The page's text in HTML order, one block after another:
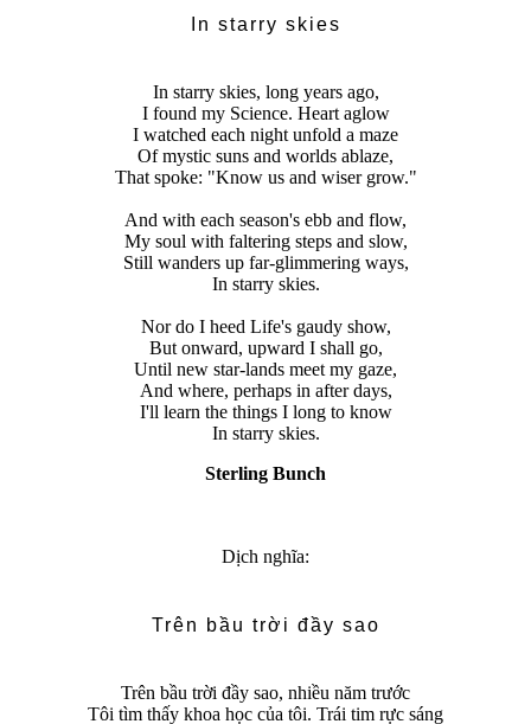
In starry skies
In starry skies, long years ago,
I found my Science. Heart aglow
I watched each night unfold a maze
Of mystic suns and worlds ablaze,
That spoke: "Know us and wiser grow."
And with each season's ebb and flow,
My soul with faltering steps and slow,
Still wanders up far-glimmering ways,
In starry skies.
Nor do I heed Life's gaudy show,
But onward, upward I shall go,
Until new star-lands meet my gaze,
And where, perhaps in after days,
I'll learn the things I long to know
In starry skies.
Sterling Bunch
Dịch nghĩa:
Trên bầu trời đầy sao
Trên bầu trời đầy sao, nhiều năm trước
Tôi tìm thấy khoa học của tôi. Trái tim rực sáng